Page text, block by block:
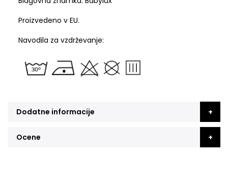
Proizvedeno v EU.
Navodila za vzdrževanje:
Dodatne informacije
Ocene